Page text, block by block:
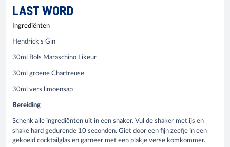
LAST WORD
Ingrediënten
Hendrick’s Gin
30ml Bols Maraschino Likeur
30ml groene Chartreuse
30ml vers limoensap
Bereiding
Schenk alle ingrediënten uit in een shaker. Vul de shaker met ijs en
shake hard gedurende 10 seconden. Giet door een fijn zeefje in een
gekoeld cocktailglas en garneer met een plakje verse komkommer.